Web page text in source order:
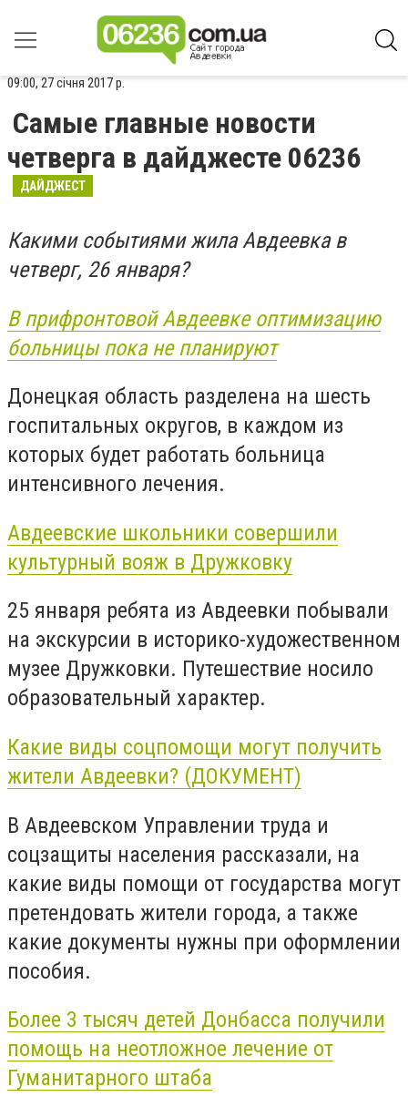
09:00, 27 січня 2017 р.
Самые главные новости
четверга в дайджесте 06236
ДАЙДЖЕСТ
Какими событиями жила Авдеевка в
четверг, 26 января?
В прифронтовой Авдеевке оптимизацию
больницы пока не планируют
Донецкая область разделена на шесть
госпитальных округов, в каждом из
которых будет работать больница
интенсивного лечения.
Авдеевские школьники совершили
культурный вояж в Дружковку
25 января ребята из Авдеевки побывали
на экскурсии в историко-художественном
музее Дружковки. Путешествие носило
образовательный характер.
Какие виды соцпомощи могут получить
жители Авдеевки? (ДОКУМЕНТ)
В Авдеевском Управлении труда и
соцзащиты населения рассказали, на
какие виды помощи от государства могут
претендовать жители города, а также
какие документы нужны при оформлении
пособия.
Более 3 тысяч детей Донбасса получили
помощь на неотложное лечение от
Гуманитарного штаба